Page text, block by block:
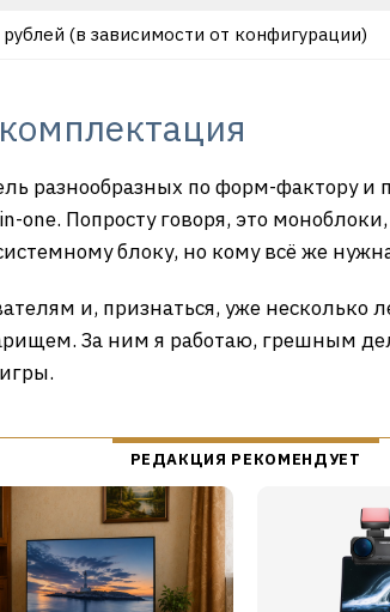
(в зависимости от конфигурации)
разнообразных по форм-фактору и
one. Попросту говоря, это
блоку, но кому всё же
и, признаться, уже несколько
За ним я работаю, грешным